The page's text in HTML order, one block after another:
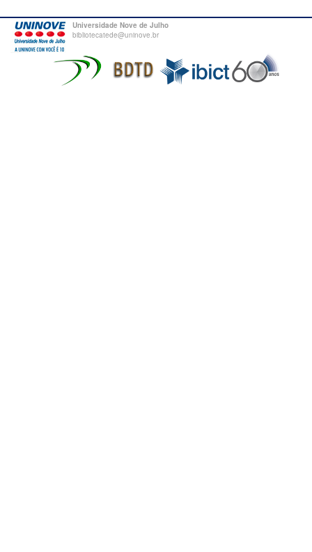
Universidade Nove de Julho
bibliotecatede@uninove.br